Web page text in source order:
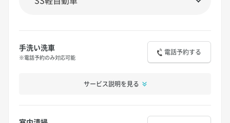
手洗い洗車
※電話予約のみ対応可能
電話予約する
サービス説明を見る